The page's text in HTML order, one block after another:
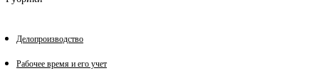
Делопроизводство
Рабочее время и его учет